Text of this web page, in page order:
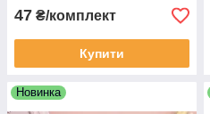
47 ₴/комплект
Купити
Новинка